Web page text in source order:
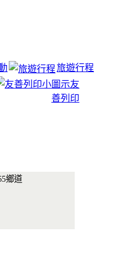
旅遊行程
友
善列印
鄉道